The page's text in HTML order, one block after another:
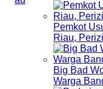
Pemkot
Riau,
Big Bad
Warga